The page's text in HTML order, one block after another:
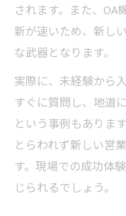
されます。また、
新が速いため、新し
な武器となります。
実際に、未経験から
すぐに質問し、地道
という事例もありま
とらわれず新しい営
す。現場での成功体
じられるでしょう。